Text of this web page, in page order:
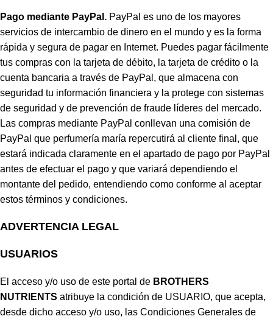
Pago mediante PayPal. PayPal es uno de los mayores
servicios de intercambio de dinero en el mundo y es la forma
rápida y segura de pagar en Internet. Puedes pagar fácilmente
tus compras con la tarjeta de débito, la tarjeta de crédito o la
cuenta bancaria a través de PayPal, que almacena con
seguridad tu información financiera y la protege con sistemas
de seguridad y de prevención de fraude líderes del mercado.
Las compras mediante PayPal conllevan una comisión de
PayPal que perfumería maría repercutirá al cliente final, que
estará indicada claramente en el apartado de pago por PayPal
antes de efectuar el pago y que variará dependiendo el
montante del pedido, entendiendo como conforme al aceptar
estos términos y condiciones.
ADVERTENCIA LEGAL
USUARIOS
El acceso y/o uso de este portal de BROTHERS
NUTRIENTS atribuye la condición de USUARIO, que acepta,
desde dicho acceso y/o uso, las Condiciones Generales de